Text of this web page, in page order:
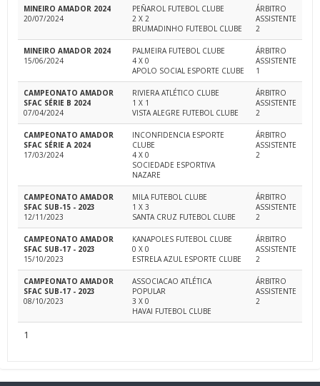
MINEIRO AMADOR 2024
20/07/2024
PEÑAROL FUTEBOL CLUBE
2 X 2
BRUMADINHO FUTEBOL CLUBE
ÁRBITRO
ASSISTENTE
2
MINEIRO AMADOR 2024
15/06/2024
PALMEIRA FUTEBOL CLUBE
4 X 0
APOLO SOCIAL ESPORTE CLUBE
ÁRBITRO
ASSISTENTE
1
CAMPEONATO AMADOR
SFAC SÉRIE B 2024
07/04/2024
RIVIERA ATLÉTICO CLUBE
1 X 1
VISTA ALEGRE FUTEBOL CLUBE
ÁRBITRO
ASSISTENTE
2
CAMPEONATO AMADOR
SFAC SÉRIE A 2024
17/03/2024
INCONFIDENCIA ESPORTE
CLUBE
4 X 0
SOCIEDADE ESPORTIVA
NAZARE
ÁRBITRO
ASSISTENTE
2
CAMPEONATO AMADOR
SFAC SUB-15 - 2023
12/11/2023
MILA FUTEBOL CLUBE
1 X 3
SANTA CRUZ FUTEBOL CLUBE
ÁRBITRO
ASSISTENTE
2
CAMPEONATO AMADOR
SFAC SUB-17 - 2023
15/10/2023
KANAPOLES FUTEBOL CLUBE
0 X 0
ESTRELA AZUL ESPORTE CLUBE
ÁRBITRO
ASSISTENTE
2
CAMPEONATO AMADOR
SFAC SUB-17 - 2023
08/10/2023
ASSOCIACAO ATLÉTICA
POPULAR
3 X 0
HAVAI FUTEBOL CLUBE
ÁRBITRO
ASSISTENTE
2
1